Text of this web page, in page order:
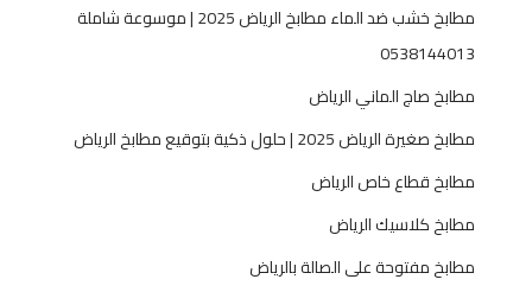
مطابخ خشب ضد الماء مطابخ الرياض 2025 | موسوعة شاملة
0538144013
مطابخ صاج الماني الرياض
مطابخ صغيرة الرياض 2025 | حلول ذكية بتوقيع مطابخ الرياض
مطابخ قطاع خاص الرياض
مطابخ كلاسيك الرياض
مطابخ مفتوحة على الصالة بالرياض